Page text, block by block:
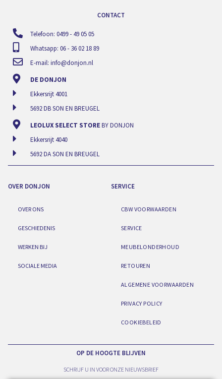
CONTACT
Telefoon: 0499 - 49 05 05
Whatsapp: 06 - 36 02 18 89
E-mail: info@donjon.nl
DE DONJON
Ekkersrijt 4001
5692 DB SON EN BREUGEL
LEOLUX SELECT STOREBY DONJON
Ekkersrijt 4040
5692 DA SON EN BREUGEL
OVER DONJON
OVER ONS
GESCHIEDENIS
WERKEN BIJ
SOCIALE MEDIA
SERVICE
CBW VOORWAARDEN
SERVICE
MEUBELONDERHOUD
RETOUREN
ALGEMENE VOORWAARDEN
PRIVACY POLICY
COOKIEBELEID
OP DE HOOGTE BLIJVEN
SCHRIJF U IN VOOR ONZE NIEUWSBRIEF